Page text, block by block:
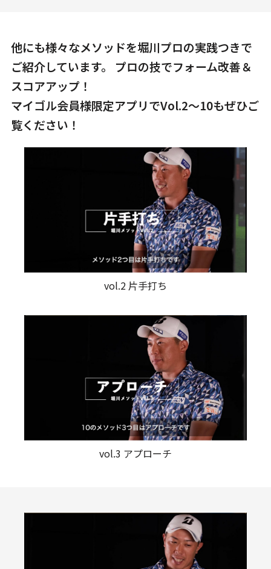
他にも様々なメソッドを堀川プロの実践つきで
ご紹介しています。
プロの技でフォーム改善＆
スコアアップ！
マイゴル会員様限定アプリでVol.2～10もぜひご
覧ください！
vol.2 片手打ち
vol.3 アプローチ